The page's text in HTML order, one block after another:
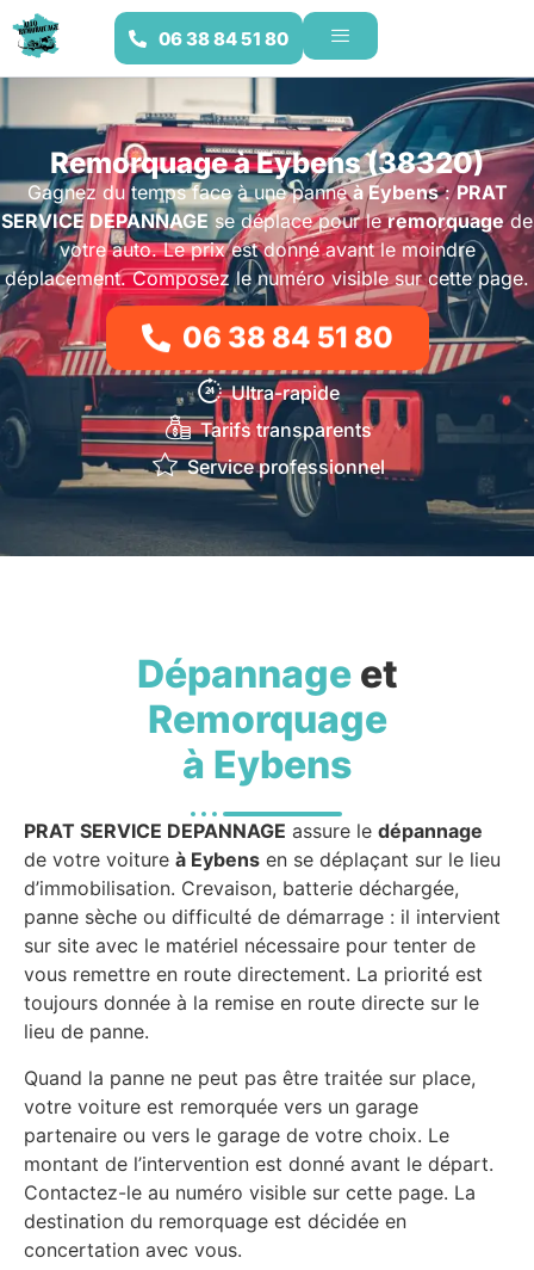
06 38 84 51 80
Remorquage à Eybens (38320)
Gagnez du temps face à une panneà Eybens:PRAT
SERVICE DEPANNAGE se déplace pour leremorquagede
votre auto. Le prix est donné avant le moindre
déplacement. Composez le numéro visible sur cette page.
06 38 84 51 80
Ultra-rapide
Tarifs transparents
Service professionnel
Dépannageet
Remorquage
à Eybens
PRAT SERVICE DEPANNAGE assure le dépannage
de votre voiture à Eybens en se déplaçant sur le lieu
d’immobilisation. Crevaison, batterie déchargée,
panne sèche ou difficulté de démarrage : il intervient
sur site avec le matériel nécessaire pour tenter de
vous remettre en route directement. La priorité est
toujours donnée à la remise en route directe sur le
lieu de panne.
Quand la panne ne peut pas être traitée sur place,
votre voiture est remorquée vers un garage
partenaire ou vers le garage de votre choix. Le
montant de l’intervention est donné avant le départ.
Contactez-le au numéro visible sur cette page. La
destination du remorquage est décidée en
concertation avec vous.